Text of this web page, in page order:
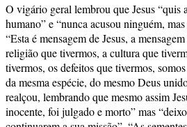
O vigário geral lembrou que Jesus “quis
humano” e “nunca acusou ninguém,
“Esta é mensagem de Jesus, a
religião que tivermos, a cultura que
tivermos, os defeitos que tivermos,
da mesma espécie, do mesmo Deus
realçou, lembrando que mesmo assim
inocente, foi julgado e morto” mas